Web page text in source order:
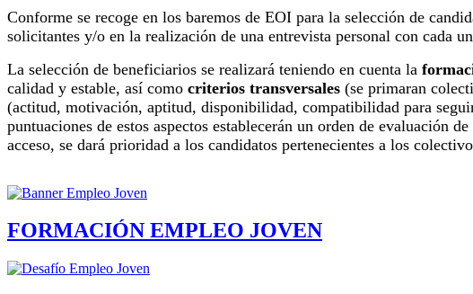
Conforme se recoge en los baremos de EOI para la selección de
solicitantes y/o en la realización de una entrevista personal con cada
La selección de beneficiarios se realizará teniendo en cuenta la
calidad y estable, así como criterios transversales (se primaran
(actitud, motivación, aptitud, disponibilidad, compatibilidad para
puntuaciones de estos aspectos establecerán un orden de evaluación
acceso, se dará prioridad a los candidatos pertenecientes a los
FORMACIÓN EMPLEO JOVEN